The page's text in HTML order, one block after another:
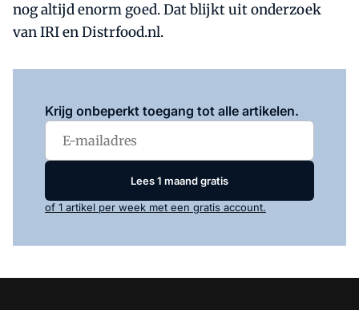
nog altijd enorm goed. Dat blijkt uit onderzoek
van IRI en Distrfood.nl.
Krijg onbeperkt toegang tot alle artikelen.
Lees 1 maand gratis
of 1 artikel per week met een gratis account.